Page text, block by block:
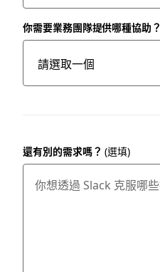
你需要業務團隊提供哪種協助？
還有別的需求嗎？ (選填)